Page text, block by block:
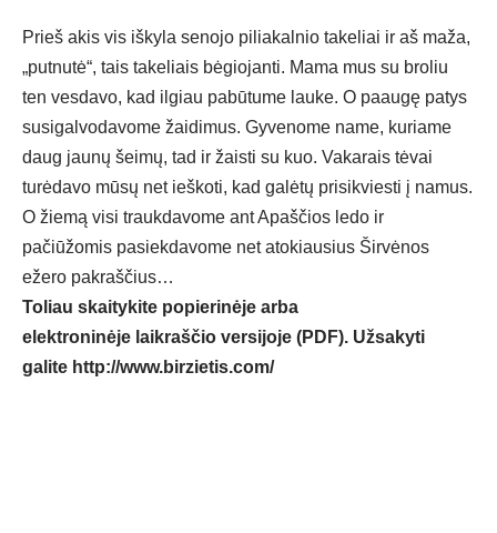
Prieš akis vis iškyla senojo piliakalnio takeliai ir aš maža,
„putnutė“, tais takeliais bėgiojanti. Mama mus su broliu
ten vesdavo, kad ilgiau pabūtume lauke. O paaugę patys
susigalvodavome žaidimus. Gyvenome name, kuriame
daug jaunų šeimų, tad ir žaisti su kuo. Vakarais tėvai
turėdavo mūsų net ieškoti, kad galėtų prisikviesti į namus.
O žiemą visi traukdavome ant Apaščios ledo ir
pačiūžomis pasiekdavome net atokiausius Širvėnos
ežero pakraščius…
Toliau skaitykite popierinėje arba
elektroninėje laikraščio versijoje (PDF). Užsakyti
galite http://www.birzietis.com/